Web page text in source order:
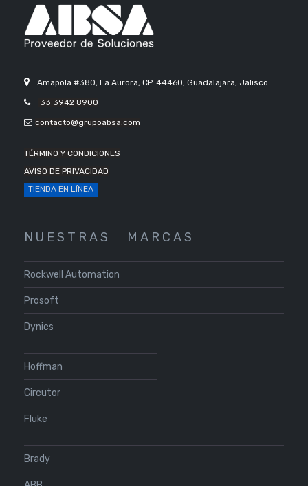
Amapola #380, La Aurora, CP. 44460, Guadalajara, Jalisco.
33 3942 8900
contacto@grupoabsa.com
TÉRMINO Y CONDICIONES
AVISO DE PRIVACIDAD
TIENDA EN LÍNEA
N U E S T R A S M A R C A S
Rockwell Automation
Prosoft
Dynics
Hoffman
Circutor
Fluke
Brady